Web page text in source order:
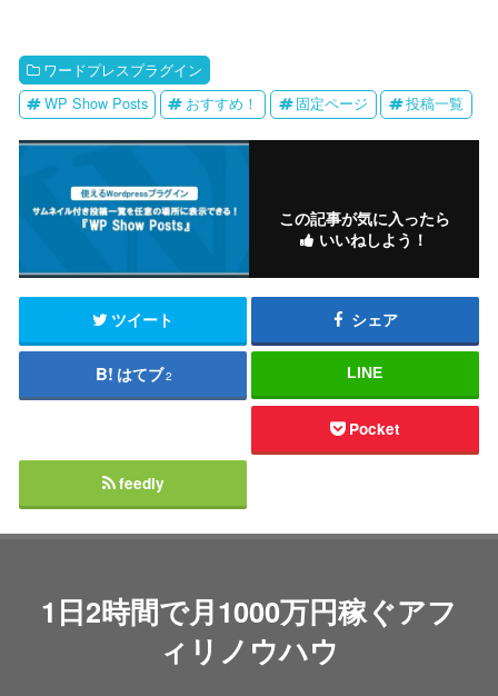
ワードプレスプラグイン
WP Show Posts
おすすめ！ 固定ページ 投稿一覧
この記事が気に入ったら
いいねしよう！
ツイート シェア
はてブ2 LINE
Pocket
feedly
1日2時間で月1000万円稼ぐアフ
ィリノウハウ